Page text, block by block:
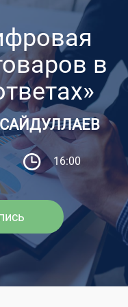
в
САЙДУЛЛАЕВ
16:00